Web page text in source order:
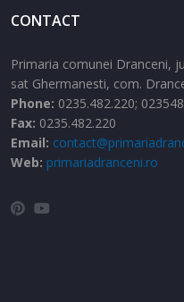
CONTACT
Primaria comunei Dranceni,
sat Ghermanesti, com.
Phone: 0235.482.220;
Fax: 0235.482.220
Email:
Web: primariadranceni.ro